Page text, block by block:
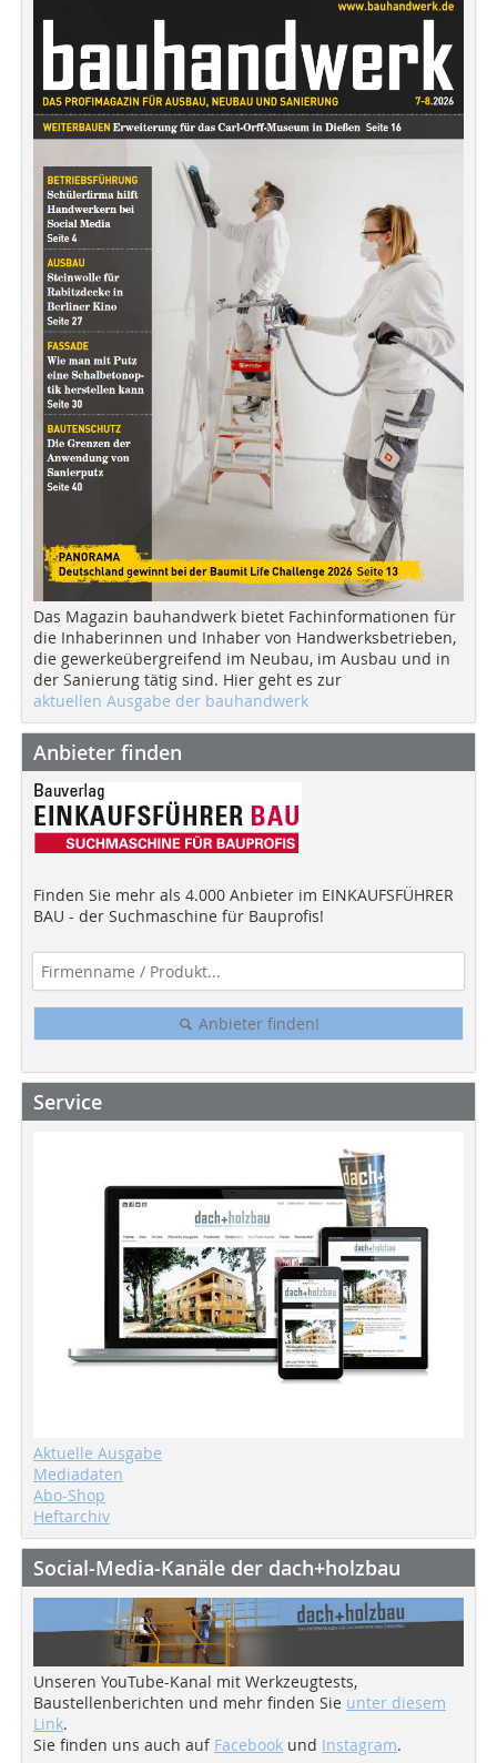
Das Magazin bauhandwerk bietet Fachinformationen für
die Inhaberinnen und Inhaber von Handwerksbetrieben,
die gewerkeübergreifend im Neubau, im Ausbau und in
der Sanierung tätig sind. Hier geht es zur
aktuellen Ausgabe der bauhandwerk
Anbieter finden
Finden Sie mehr als 4.000 Anbieter im EINKAUFSFÜHRER
BAU - der Suchmaschine für Bauprofis!
Anbieter finden!
Service
Aktuelle Ausgabe
Mediadaten
Abo-Shop
Heftarchiv
Social-Media-Kanäle der dach+holzbau
Unseren YouTube-Kanal mit Werkzeugtests,
Baustellenberichten und mehr finden Sie unter diesem
Link.
Sie finden uns auch auf Facebook und Instagram.